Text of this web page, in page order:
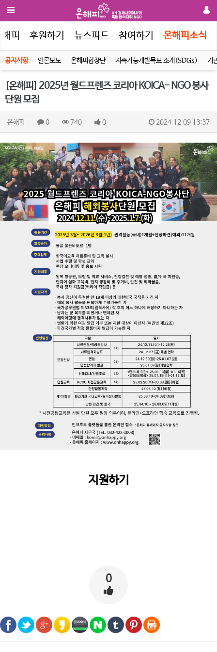
피 후원하기 뉴스피드 참여하기 온해피소식
공지사항 언론보도 온해피합창단 지속가능개발목표 소개(SDGs) 기
[온해피] 2025년 월드프렌즈 코리아 KOICA- NGO 봉사
단원 모집
온해피 0 740 0 2024.12.09 13:37
지원하기
0